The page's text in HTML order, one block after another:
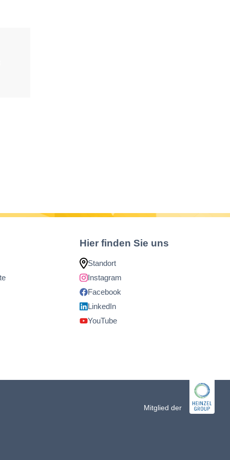
Hier finden Sie uns
Standort
Instagram
Facebook
LinkedIn
YouTube
Mitglied der